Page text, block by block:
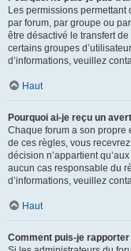
Les permissions
par forum, par groupe ou
être désactivé le transfert
certains groupes
d’informations, veuillez
Haut
Pourquoi ai-je reçu un
Chaque forum a son propre
de ces règles, vous
décision n’appartient
aucun cas responsable du
d’informations, veuillez
Haut
Comment puis-je